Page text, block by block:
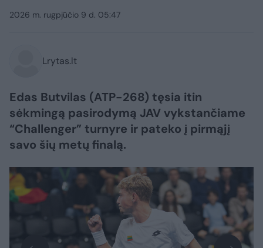
2026 m. rugpjūčio 9 d. 05:47
Lrytas.lt
Edas Butvilas (ATP-268) tęsia itin
sėkmingą pasirodymą JAV vykstančiame
“Challenger” turnyre ir pateko į pirmąjį
savo šių metų finalą.